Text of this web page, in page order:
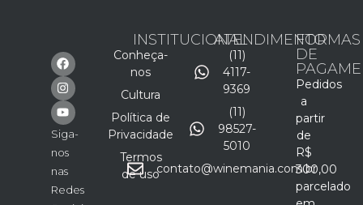
Siga-
nos
nas
Redes
INSTITUCIONAL
Conheça-
nos
Cultura
Política de
Privacidade
Termos
de uso
ATENDIMENTO
(11)
4117-
9369
(11)
98527-
5010
contato@winemania.com.br
FORMAS
DE
Pedidos
a
partir
de
R$
300,00
parcelado